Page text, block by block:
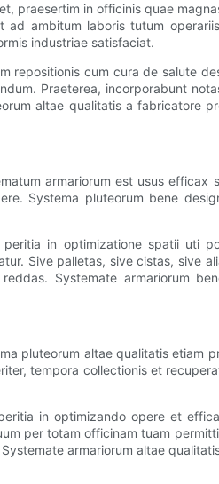
praesertim in officinis quae
ambitum laboris tutum
industriae satisfaciat.
repositionis cum cura de salute
Praeterea, incorporabunt
altae qualitatis a fabricatore
armariorum est usus
Systema pluteorum bene
in optimizatione spatii uti
Sive palletas, sive cistas, sive
Systemate armariorum
pluteorum altae qualitatis
tempora collectionis et
in optimizando opere et
per totam officinam tuam
armariorum altae